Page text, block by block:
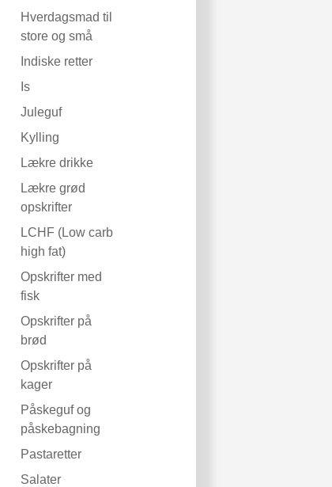
Hverdagsmad til
store og små
Indiske retter
Is
Juleguf
Kylling
Lækre drikke
Lækre grød
opskrifter
LCHF (Low carb
high fat)
Opskrifter med
fisk
Opskrifter på
brød
Opskrifter på
kager
Påskeguf og
påskebagning
Pastaretter
Salater